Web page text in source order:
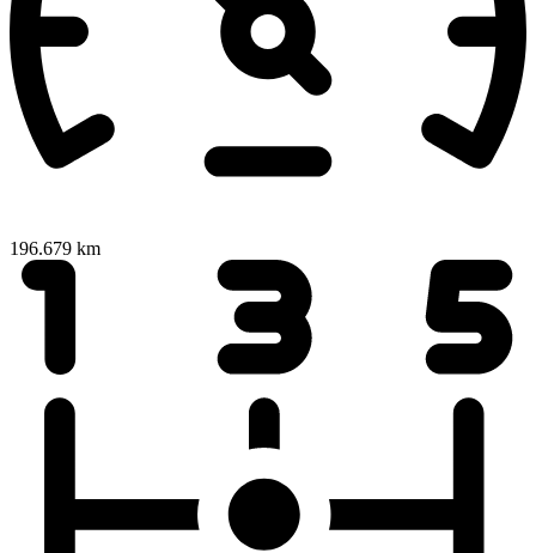
196.679 km